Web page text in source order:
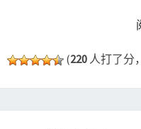
(220 人打了分